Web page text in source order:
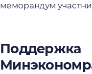
меморандум
Поддержка